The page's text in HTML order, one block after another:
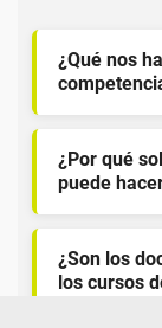
¿Qué nos
¿Por qué
puede
¿Son los
los cursos